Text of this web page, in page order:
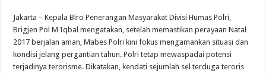
Jakarta – Kepala Biro Penerangan Masyarakat Divisi Humas Polri,
Brigjen Pol M Iqbal mengatakan, setelah memastikan perayaan Natal
2017 berjalan aman, Mabes Polri kini fokus mengamankan situasi dan
kondisi jelang pergantian tahun. Polri tetap mewaspadai potensi
terjadinya terorisme. Dikatakan, kendati sejumlah sel terduga teroris